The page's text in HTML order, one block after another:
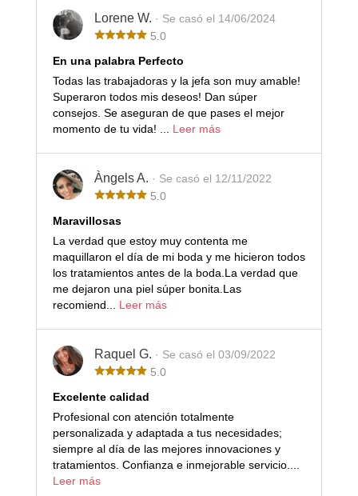
Lorene W. · Se casó el 14/06/2024
5.0
En una palabra Perfecto
Todas las trabajadoras y la jefa son muy amable!
Superaron todos mis deseos! Dan súper
consejos. Se aseguran de que pases el mejor
momento de tu vida! ... Leer más
Àngels A. · Se casó el 12/11/2022
5.0
Maravillosas
La verdad que estoy muy contenta me
maquillaron el día de mi boda y me hicieron todos
los tratamientos antes de la boda.La verdad que
me dejaron una piel súper bonita.Las
recomiend... Leer más
Raquel G. · Se casó el 03/09/2022
5.0
Excelente calidad
Profesional con atención totalmente
personalizada y adaptada a tus necesidades;
siempre al día de las mejores innovaciones y
tratamientos. Confianza e inmejorable servicio....
Leer más